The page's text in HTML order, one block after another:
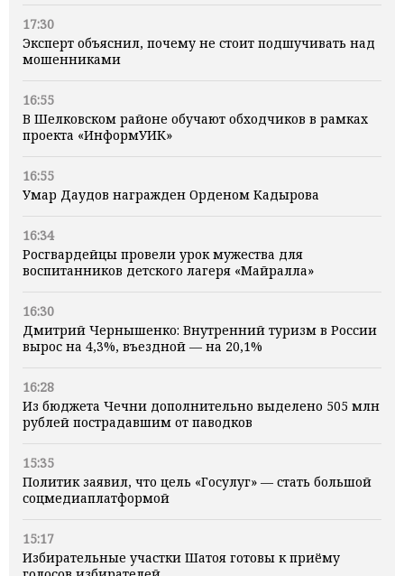
17:30
Эксперт объяснил, почему не стоит подшучивать над
мошенниками
16:55
В Шелковском районе обучают обходчиков в рамках
проекта «ИнформУИК»
16:55
Умар Даудов награжден Орденом Кадырова
16:34
Росгвардейцы провели урок мужества для
воспитанников детского лагеря «Майралла»
16:30
Дмитрий Чернышенко: Внутренний туризм в России
вырос на 4,3%, въездной — на 20,1%
16:28
Из бюджета Чечни дополнительно выделено 505 млн
рублей пострадавшим от паводков
15:35
Политик заявил, что цель «Госулуг» — стать большой
соцмедиаплатформой
15:17
Избирательные участки Шатоя готовы к приёму